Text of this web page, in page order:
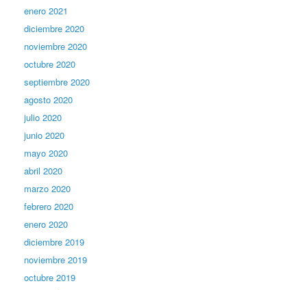
enero 2021
diciembre 2020
noviembre 2020
octubre 2020
septiembre 2020
agosto 2020
julio 2020
junio 2020
mayo 2020
abril 2020
marzo 2020
febrero 2020
enero 2020
diciembre 2019
noviembre 2019
octubre 2019